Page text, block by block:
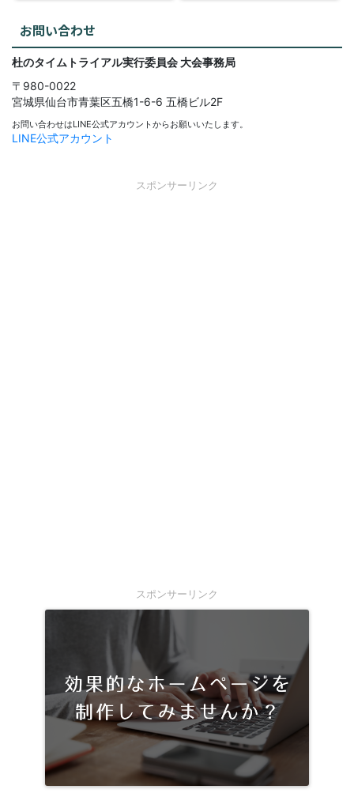
お問い合わせ
杜のタイムトライアル実行委員会 大会事務局
〒980-0022
宮城県仙台市青葉区五橋1-6-6 五橋ビル2F
お問い合わせはLINE公式アカウントからお願いいたします。
LINE公式アカウント
スポンサーリンク
スポンサーリンク